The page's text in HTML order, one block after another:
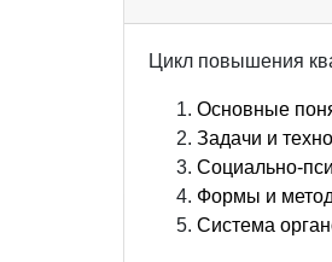
Цикл повышения
Основные
Задачи и
Социально-
Формы и
Система